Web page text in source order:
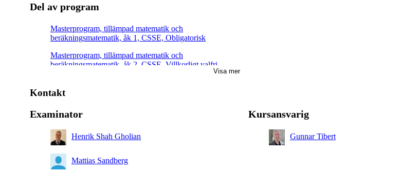
Del av program
Masterprogram, tillämpad matematik och
beräkningsmatematik, åk 1, CSSE, Obligatorisk
Masterprogram, tillämpad matematik och
beräkningsmatematik, åk 2, CSSE, Villkorligt valfri
beräkningsmatematik, åk 1, Obligatorisk
Visa mer
Kontakt
Examinator
Henrik Shah Gholian
Mattias Sandberg
Kursansvarig
Gunnar Tibert